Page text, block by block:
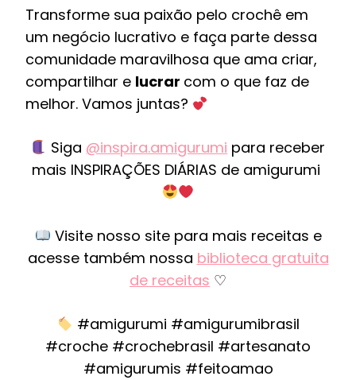
Transforme sua paixão pelo crochê em
um negócio lucrativo e faça parte dessa
comunidade maravilhosa que ama criar,
compartilhar e lucrar com o que faz de
melhor. Vamos juntas?
Siga @inspira.amigurumi para receber
mais INSPIRAÇÕES DIÁRIAS de amigurumi
Visite nosso site para mais receitas e
acesse também nossa biblioteca gratuita
de receitas ♡
#amigurumi #amigurumibrasil
#croche #crochebrasil #artesanato
#amigurumis #feitoamao